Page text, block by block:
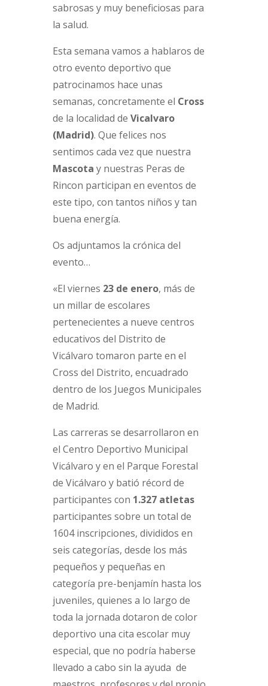
sabrosas y muy beneficiosas para
la salud.
Esta semana vamos a hablaros de
otro evento deportivo que
patrocinamos hace unas
semanas, concretamente el Cross
de la localidad deVicalvaro
(Madrid). Que felices nos
sentimos cada vez que nuestra
Mascota y nuestras Peras de
Rincon participan en eventos de
este tipo, con tantos niños y tan
buena energía.
Os adjuntamos la crónica del
evento…
«El viernes 23 de enero, más de
un millar de escolares
pertenecientes a nueve centros
educativos del Distrito de
Vicálvaro tomaron parte en el
Cross del Distrito, encuadrado
dentro de los Juegos Municipales
de Madrid.
Las carreras se desarrollaron en
el Centro Deportivo Municipal
Vicálvaro y en el Parque Forestal
de Vicálvaro y batió récord de
participantes con 1.327 atletas
participantes sobre un total de
1604 inscripciones, divididos en
seis categorías, desde los más
pequeños y pequeñas en
categoría pre-benjamín hasta los
juveniles, quienes a lo largo de
toda la jornada dotaron de color
deportivo una cita escolar muy
especial, que no podría haberse
llevado a cabo sin la ayuda de